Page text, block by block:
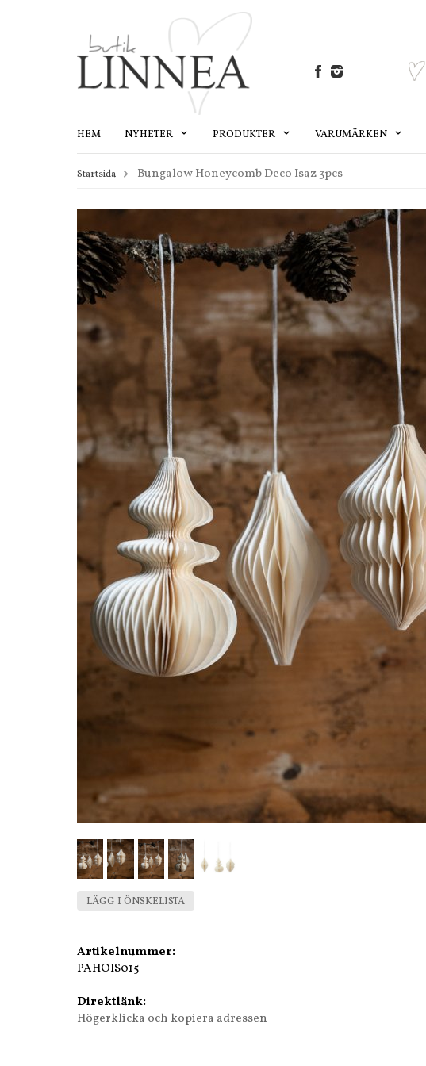
HEM NYHETER PRODUKTER VARUMÄRKEN
Startsida Bungalow Honeycomb Deco Isaz 3pcs
LÄGG I ÖNSKELISTA
Artikelnummer:
PAHOIS015
Direktlänk:
Högerklicka och kopiera adressen